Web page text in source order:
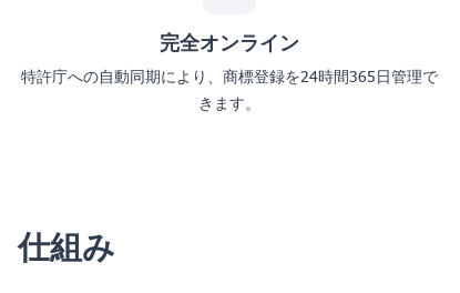
完全オンライン
特許庁への自動同期により、商標登録を24時間365日管理で
きます。
仕組み